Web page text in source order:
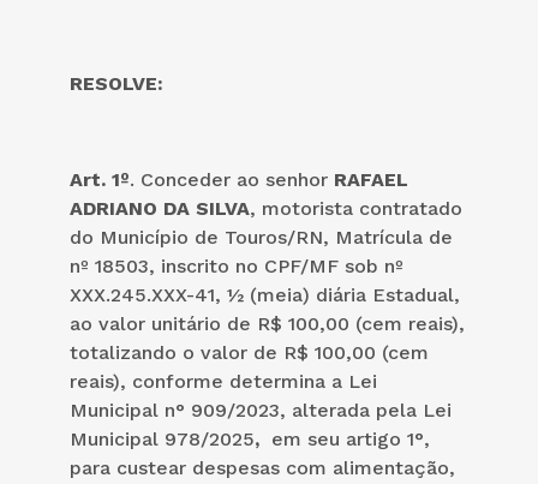
RESOLVE:
Art. 1º. Conceder ao senhor RAFAEL
ADRIANO DA SILVA, motorista contratado
do Município de Touros/RN, Matrícula de
nº 18503, inscrito no CPF/MF sob nº
XXX.245.XXX-41, ½ (meia) diária Estadual,
ao valor unitário de R$ 100,00 (cem reais),
totalizando o valor de R$ 100,00 (cem
reais), conforme determina a Lei
Municipal n° 909/2023, alterada pela Lei
Municipal 978/2025, em seu artigo 1°,
para custear despesas com alimentação,